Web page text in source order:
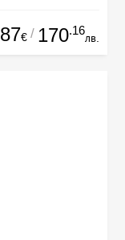
87€ / 170.16
лв.